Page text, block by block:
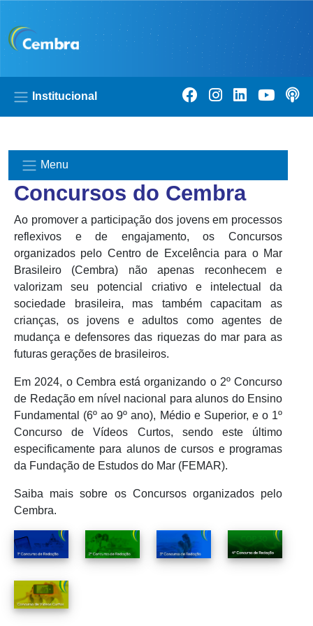
Pular para o conteúdo principal
Institucional
Menu
Concursos do Cembra
Ao promover a participação dos jovens em processos
reflexivos e de engajamento, os Concursos
organizados pelo Centro de Excelência para o Mar
Brasileiro (Cembra) não apenas reconhecem e
valorizam seu potencial criativo e intelectual da
sociedade brasileira, mas também capacitam as
crianças, os jovens e adultos como agentes de
mudança e defensores das riquezas do mar para as
futuras gerações de brasileiros.
Em 2024, o Cembra está organizando o 2º Concurso
de Redação em nível nacional para alunos do Ensino
Fundamental (6º ao 9º ano), Médio e Superior, e o 1º
Concurso de Vídeos Curtos, sendo este último
especificamente para alunos de cursos e programas
da Fundação de Estudos do Mar (FEMAR).
Saiba mais sobre os Concursos organizados pelo
Cembra.